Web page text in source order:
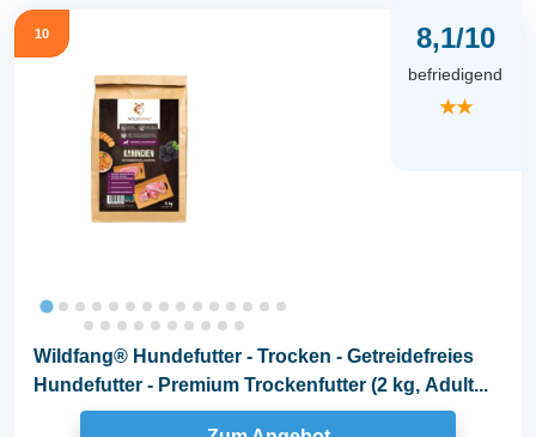
10 8,1/10
befriedigend
★★
Wildfang® Hundefutter - Trocken - Getreidefreies
Hundefutter - Premium Trockenfutter (2 kg, Adult...